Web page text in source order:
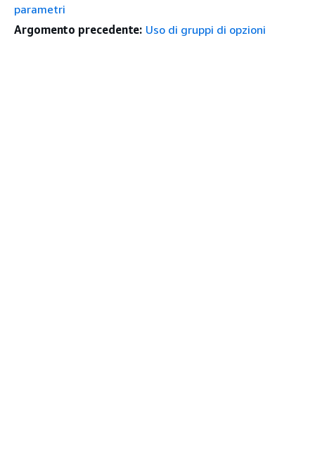
parametri
Argomento precedente: Uso di gruppi di opzioni